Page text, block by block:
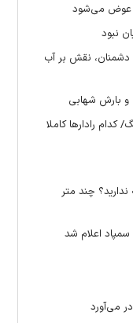
عوض می‌شود
نبود
نقش بر آب
و بارش شهابی
جنگ/ کدام رادار‌ها کاملا
چند متر
اعلام شد